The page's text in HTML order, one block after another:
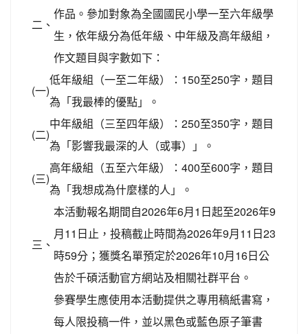
二、
作品。參加對象為全國國民小學一至六年級學
生，依年級分為低年級、中年級及高年級組，
作文題目與字數如下：
(一)
低年級組（一至二年級）：150至250字，題目
為「我最棒的優點」。
(二)
中年級組（三至四年級）：250至350字，題目
為「影響我最深的人（或事）」。
(三)
高年級組（五至六年級）：400至600字，題目
為「我想成為什麼樣的人」。
三、
本活動報名期間自2026年6月1日起至2026年9
月11日止，投稿截止時間為2026年9月11日23
時59分；獲獎名單預定於2026年10月16日公
告於千碩活動官方網站及相關社群平台。
參賽學生應使用本活動提供之專用稿紙書寫，
每人限投稿一件，並以黑色或藍色原子筆書